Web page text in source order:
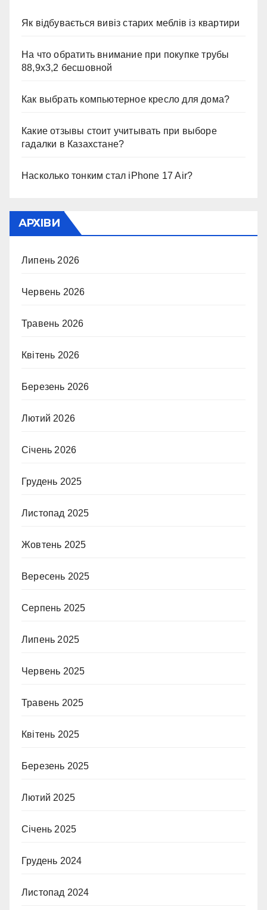
Як відбувається вивіз старих меблів із квартири
На что обратить внимание при покупке трубы
88,9х3,2 бесшовной
Как выбрать компьютерное кресло для дома?
Какие отзывы стоит учитывать при выборе
гадалки в Казахстане?
Насколько тонким стал iPhone 17 Air?
АРХІВИ
Липень 2026
Червень 2026
Травень 2026
Квітень 2026
Березень 2026
Лютий 2026
Січень 2026
Грудень 2025
Листопад 2025
Жовтень 2025
Вересень 2025
Серпень 2025
Липень 2025
Червень 2025
Травень 2025
Квітень 2025
Березень 2025
Лютий 2025
Січень 2025
Грудень 2024
Листопад 2024